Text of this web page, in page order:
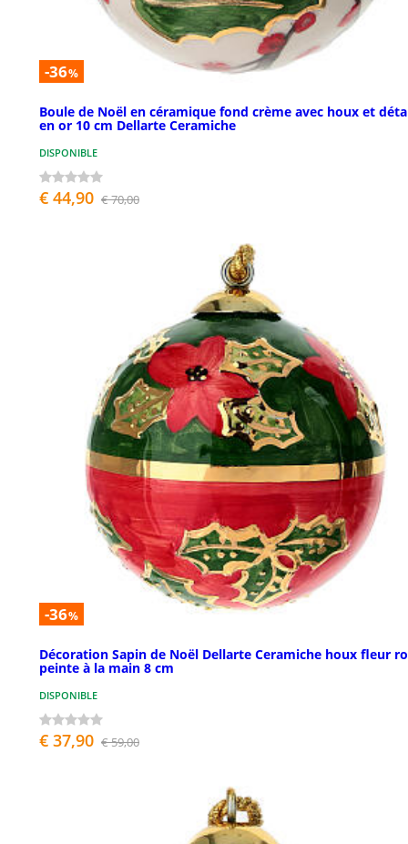
-36%
Boule de Noël en céramique fond crème avec houx et
en or 10 cm Dellarte Ceramiche
DISPONIBLE
€ 44,90 € 70,00
-36%
Décoration Sapin de Noël Dellarte Ceramiche houx fleur
peinte à la main 8 cm
DISPONIBLE
€ 37,90 € 59,00